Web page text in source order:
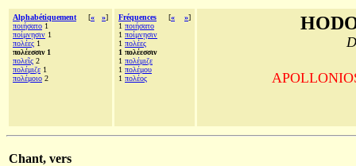
Alphabétiquement [« »]
ποιήσατο 1
ποίμνῃσιν 1
πολέες 1
πολέεσσιν 1
πολεῖς 2
πολέμιζε 1
πολέμοιο 2
Fréquences [« »]
1 ποιήσατο
1 ποίμνῃσιν
1 πολέες
1 πολέεσσιν
1 πολέμιζε
1 πολέμου
1 πολέος
Chant, vers